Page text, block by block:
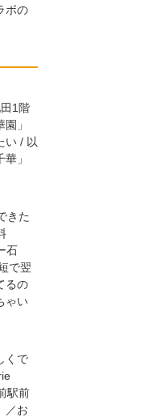
ボの
1階
」
い / 以
」
きた
石
で翌
るの
ゃい
くで
駅前
／お